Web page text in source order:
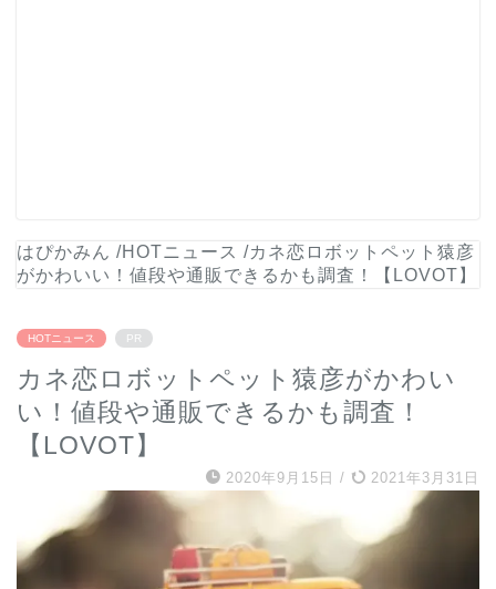
はぴかみん /HOTニュース /カネ恋ロボットペット猿彦
がかわいい！値段や通販できるかも調査！【LOVOT】
HOTニュース PR
カネ恋ロボットペット猿彦がかわい
い！値段や通販できるかも調査！
【LOVOT】
2020年9月15日 / 2021年3月31日